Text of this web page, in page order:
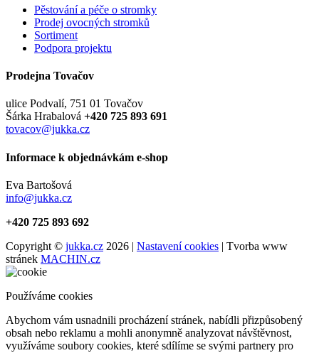
Pěstování a péče o stromky
Prodej ovocných stromků
Sortiment
Podpora projektu
Prodejna Tovačov
ulice Podvalí, 751 01 Tovačov
Šárka Hrabalová +420 725 893 691
tovacov@jukka.cz
Informace k objednávkám e-shop
Eva Bartošová
info@jukka.cz
+420 725 893 692
Copyright © jukka.cz 2026 | Nastavení cookies | Tvorba www
stránek MACHIN.cz
Používáme cookies
Abychom vám usnadnili procházení stránek, nabídli přizpůsobený
obsah nebo reklamu a mohli anonymně analyzovat návštěvnost,
využíváme soubory cookies, které sdílíme se svými partnery pro